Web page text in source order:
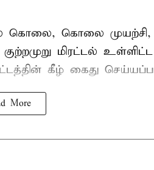
கொலை, கொலை
மிரட்டல்
கீழ் கைது
More